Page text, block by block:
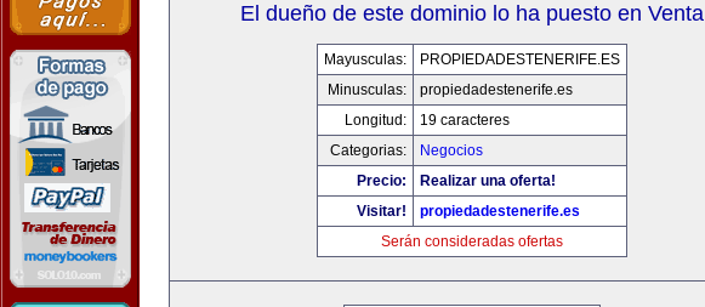
El dueño de este dominio lo ha puesto en Venta
Mayusculas:
PROPIEDADESTENERIFE.ES
Minusculas:
propiedadestenerife.es
Longitud:
19 caracteres
Categorias:
Negocios
Precio:
Realizar una oferta!
Visitar!
propiedadestenerife.es
Serán consideradas ofertas